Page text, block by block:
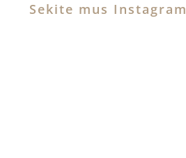
Sekite mus Instagram